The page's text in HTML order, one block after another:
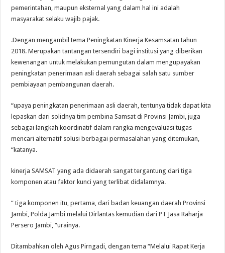
pemerintahan, maupun eksternal yang dalam hal ini adalah
masyarakat selaku wajib pajak.
.Dengan mengambil tema Peningkatan Kinerja Kesamsatan tahun
2018. Merupakan tantangan tersendiri bagi institusi yang diberikan
kewenangan untuk melakukan pemungutan dalam mengupayakan
peningkatan penerimaan asli daerah sebagai salah satu sumber
pembiayaan pembangunan daerah.
“upaya peningkatan penerimaan asli daerah, tentunya tidak dapat kita
lepaskan dari solidnya tim pembina Samsat di Provinsi Jambi, juga
sebagai langkah koordinatif dalam rangka mengevaluasi tugas
mencari alternatif solusi berbagai permasalahan yang ditemukan,
“katanya.
kinerja SAMSAT yang ada didaerah sangat tergantung dari tiga
komponen atau faktor kunci yang terlibat didalamnya.
” tiga komponen itu, pertama, dari badan keuangan daerah Provinsi
Jambi, Polda Jambi melalui Dirlantas kemudian dari PT Jasa Raharja
Persero Jambi, “urainya.
Ditambahkan oleh Agus Pirngadi, dengan tema “Melalui Rapat Kerja